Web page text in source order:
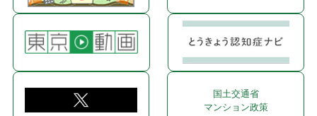
国土交通省
マンション政策